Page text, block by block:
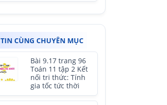
TIN CÙNG CHUYÊN MỤC
Bài 9.17 trang 96
Toán 11 tập 2 Kết
nối tri thức: Tính
gia tốc tức thời